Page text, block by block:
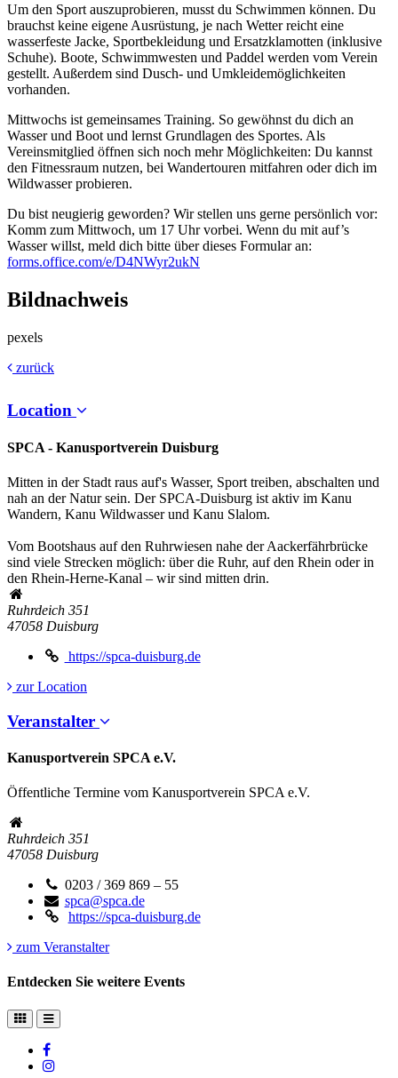
Um den Sport auszuprobieren, musst du Schwimmen können. Du
brauchst keine eigene Ausrüstung, je nach Wetter reicht eine
wasserfeste Jacke, Sportbekleidung und Ersatzklamotten (inklusive
Schuhe). Boote, Schwimmwesten und Paddel werden vom Verein
gestellt. Außerdem sind Dusch- und Umkleidemöglichkeiten
vorhanden.
Mittwochs ist gemeinsames Training. So gewöhnst du dich an
Wasser und Boot und lernst Grundlagen des Sportes. Als
Vereinsmitglied öffnen sich noch mehr Möglichkeiten: Du kannst
den Fitnessraum nutzen, bei Wandertouren mitfahren oder dich im
Wildwasser probieren.
Du bist neugierig geworden? Wir stellen uns gerne persönlich vor:
Komm zum Mittwoch, um 17 Uhr vorbei. Wenn du mit auf’s
Wasser willst, meld dich bitte über dieses Formular an:
forms.office.com/e/D4NWyr2ukN
Bildnachweis
pexels
zurück
Location
SPCA - Kanusportverein Duisburg
Mitten in der Stadt raus auf's Wasser, Sport treiben, abschalten und
nah an der Natur sein. Der SPCA-Duisburg ist aktiv im Kanu
Wandern, Kanu Wildwasser und Kanu Slalom.
Vom Bootshaus auf den Ruhrwiesen nahe der Aackerfährbrücke
sind viele Strecken möglich: über die Ruhr, auf den Rhein oder in
den Rhein-Herne-Kanal – wir sind mitten drin.
Ruhrdeich 351
47058 Duisburg
https://spca-duisburg.de
zur Location
Veranstalter
Kanusportverein SPCA e.V.
Öffentliche Termine vom Kanusportverein SPCA e.V.
Ruhrdeich 351
47058 Duisburg
0203 / 369 869 – 55
spca@spca.de
https://spca-duisburg.de
zum Veranstalter
Entdecken Sie weitere Events